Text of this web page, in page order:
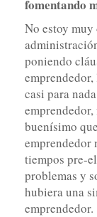
fomentando
No estoy
poniendo
casi para
buenísimo
emprendedor
tiempos pre-
problemas y
hubiera una
emprendedor.